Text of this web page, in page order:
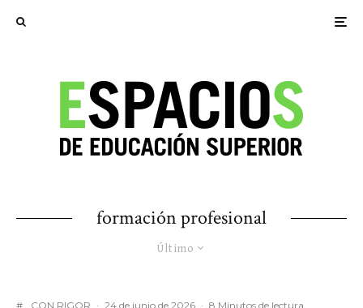
formación profesional
Último
# CON RIGOR · 24 de junio de 2026 · 8 Minutos de lectura